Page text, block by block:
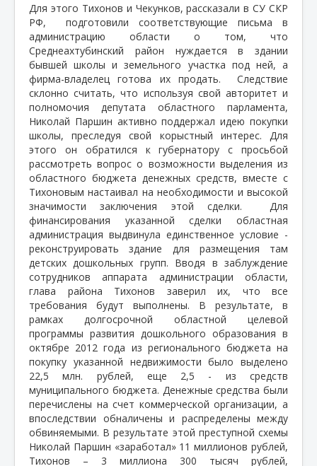
Для этого Тихонов и Чекунков, рассказали в СУ СКР
РФ,
подготовили соответствующие письма в
администрацию области о том, что
Среднеахтубинский район нуждается в здании
бывшей школы и земельного участка под ней, а
фирма-владелец готова их продать.
Следствие
склонно считать, что используя свой авторитет и
полномочия депутата областного парламента,
Николай Паршин активно поддержал идею покупки
школы, преследуя свой корыстный интерес. Для
этого он обратился к губернатору с просьбой
рассмотреть вопрос о возможности выделения из
областного бюджета денежных средств, вместе с
Тихоновым настаивал на необходимости и высокой
значимости заключения этой сделки. Для
финансирования указанной сделки областная
администрация выдвинула единственное условие -
реконструировать здание для размещения там
детских дошкольных групп. Вводя в заблуждение
сотрудников аппарата администрации области,
глава района Тихонов заверил их, что все
требования будут выполнены. В результате, в
рамках долгосрочной областной целевой
программы развития дошкольного образования в
октябре 2012 года из регионального бюджета на
покупку указанной недвижимости было выделено
22,5 млн. рублей, еще 2,5 - из средств
муниципального бюджета. Денежные средства были
перечислены на счет коммерческой организации, а
впоследствии обналичены и распределены между
обвиняемыми. В результате этой преступной схемы
Николай Паршин «заработал» 11 миллионов рублей,
Тихонов – 3 миллиона 300 тысяч рублей,